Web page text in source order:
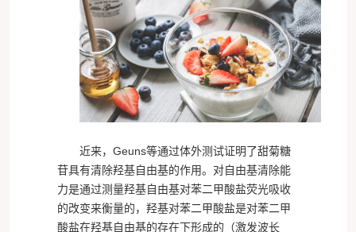
近来，Geuns等通过体外测试证明了甜菊糖
苷具有清除羟基自由基的作用。对自由基清除能
力是通过测量羟基自由基对苯二甲酸盐荧光吸收
的改变来衡量的，羟基对苯二甲酸盐是对苯二甲
酸盐在羟基自由基的存在下形成的（激发波长